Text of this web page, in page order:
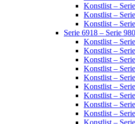
Konstlist –
Konstlist –
Konstlist –
Serie 6918 – Serie 980
Konstlist –
Konstlist –
Konstlist –
Konstlist –
Konstlist –
Konstlist –
Konstlist –
Konstlist –
Konstlist –
Konstlist –